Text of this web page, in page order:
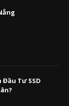
Đầu Tư SSD